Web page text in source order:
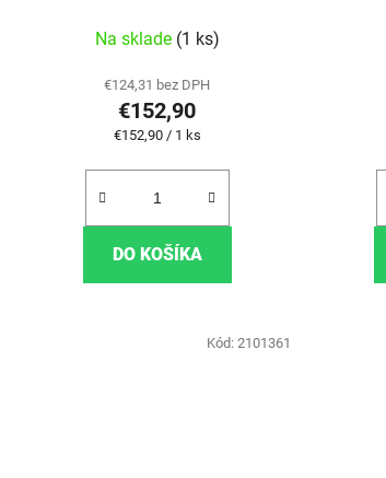
Na sklade (1 ks)
€124,31 bez DPH
€152,90
Jednotková cena:
€152,90 / 1 ks
DO KOŠÍKA
Kód: 2101361